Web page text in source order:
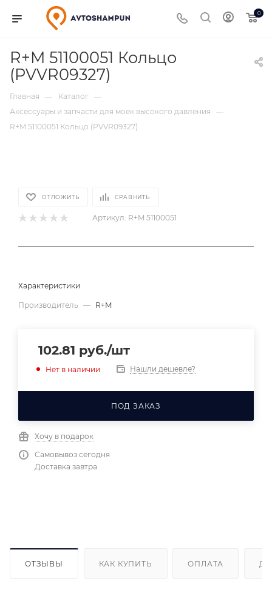
0
R+M 51100051 Кольцо
(PVVR09327)
Главная — Каталог —
Аксессуары и запчасти для моек высокого давления
—
R+M 51100051 Кольцо (PVVR09327)
ОТЛОЖИТЬ СРАВНИТЬ
Артикул: R+M 51100051
Характеристики
Производитель — R+M
102.81 руб./шт
Нет в наличии Нашли дешевле?
ПОД ЗАКАЗ
Хочу в подарок
Самовывоз сегодня
Доставка завтра
ОТЗЫВЫ КАК КУПИТЬ ОПЛАТА